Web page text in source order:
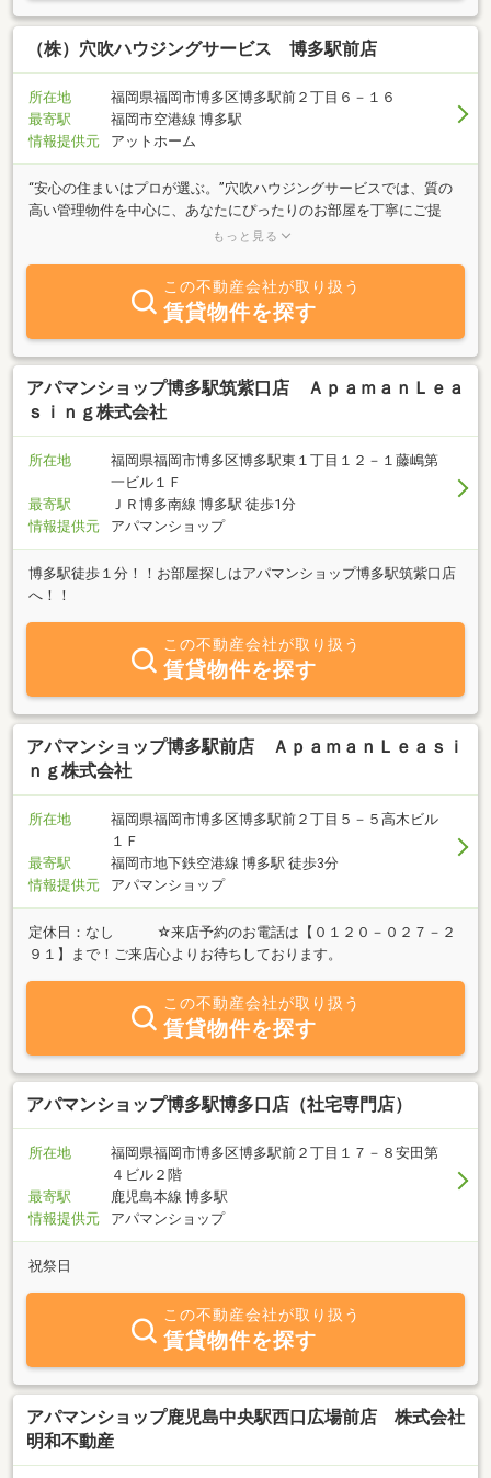
（株）穴吹ハウジングサービス 博多駅前店
所在地
福岡県福岡市博多区博多駅前２丁目６－１６
最寄駅
福岡市空港線 博多駅
情報提供元
アットホーム
“安心の住まいはプロが選ぶ。”穴吹ハウジングサービスでは、質の
高い管理物件を中心に、あなたにぴったりのお部屋を丁寧にご提
案。写真だけではわからない物件の魅力も、スタッフがしっかりお
もっと見る
この不動産会社が取り扱う
賃貸物件を探す
アパマンショップ博多駅筑紫口店 ＡｐａｍａｎＬｅａ
ｓｉｎｇ株式会社
所在地
福岡県福岡市博多区博多駅東１丁目１２－１藤嶋第
一ビル１Ｆ
最寄駅
ＪＲ博多南線 博多駅 徒歩1分
情報提供元
アパマンショップ
博多駅徒歩１分！！お部屋探しはアパマンショップ博多駅筑紫口店
へ！！
この不動産会社が取り扱う
賃貸物件を探す
アパマンショップ博多駅前店 ＡｐａｍａｎＬｅａｓｉ
ｎｇ株式会社
所在地
福岡県福岡市博多区博多駅前２丁目５－５高木ビル
１Ｆ
最寄駅
福岡市地下鉄空港線 博多駅 徒歩3分
情報提供元
アパマンショップ
定休日：なし ☆来店予約のお電話は【０１２０－０２７－２
９１】まで！ご来店心よりお待ちしております。
この不動産会社が取り扱う
賃貸物件を探す
アパマンショップ博多駅博多口店（社宅専門店）
所在地
福岡県福岡市博多区博多駅前２丁目１７－８安田第
４ビル２階
最寄駅
鹿児島本線 博多駅
情報提供元
アパマンショップ
祝祭日
この不動産会社が取り扱う
賃貸物件を探す
アパマンショップ鹿児島中央駅西口広場前店 株式会社
明和不動産